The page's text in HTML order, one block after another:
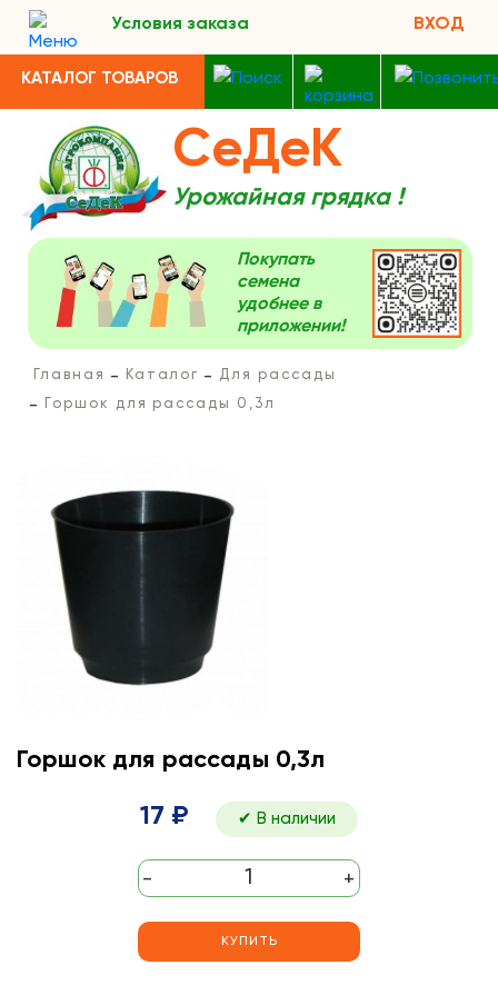
Условия заказа ВХОД
КАТАЛОГ ТОВАРОВ
СеДеК
Урожайная грядка !
Покупать
семена
удобнее в
приложении!
Главная Каталог
Для рассады
Горшок для рассады 0,3л
Горшок для рассады 0,3л
17 ₽ ✔ В наличии
- +
КУПИТЬ